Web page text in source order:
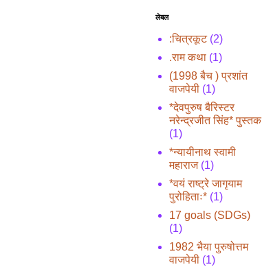
लेबल
:चित्रकूट (2)
.राम कथा (1)
(1998 बैच ) प्रशांत
वाजपेयी (1)
*देवपुरुष बैरिस्टर
नरेन्द्रजीत सिंह* पुस्तक
(1)
*न्यायीनाथ स्वामी
महाराज (1)
*वयं राष्ट्रे जागृयाम
पुरोहिताः* (1)
17 goals (SDGs)
(1)
1982 भैया पुरुषोत्तम
वाजपेयी (1)